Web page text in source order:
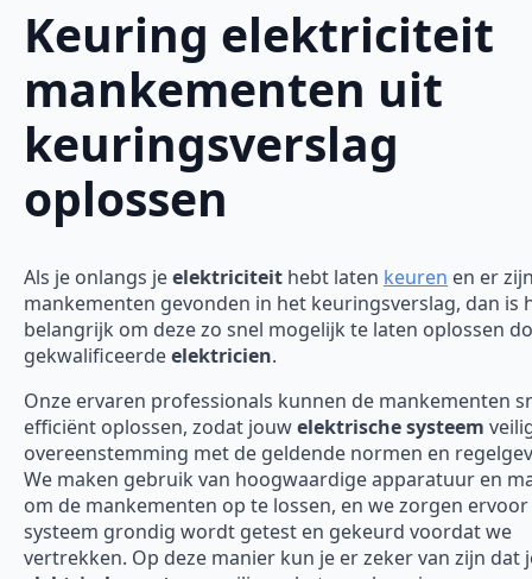
Keuring elektriciteit
mankementen uit
keuringsverslag
oplossen
Als je onlangs jeelektriciteit hebt laten keuren en er
mankementen gevonden in het keuringsverslag, dan is
belangrijk om deze zo snel mogelijk te laten oplossen
gekwalificeerdeelektricien.
Onze ervaren professionals kunnen de mankementen
efficiënt oplossen, zodat jouwelektrische systeem
overeenstemming met de geldende normen en
We maken gebruik van hoogwaardige apparatuur en
om de mankementen op te lossen, en we zorgen
systeem grondig wordt getest en gekeurd voordat we
vertrekken. Op deze manier kun je er zeker van zijn dat